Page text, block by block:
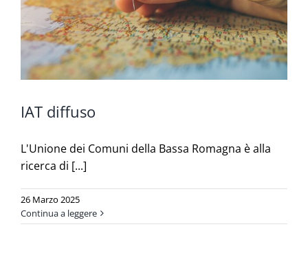
IAT diffuso
L'Unione dei Comuni della Bassa Romagna è alla
ricerca di [...]
26 Marzo 2025
Continua a leggere